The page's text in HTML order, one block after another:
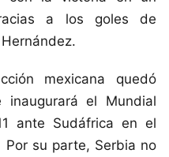
a los goles de
mexicana quedó
el Mundial
ante Sudáfrica en el
Por su parte, Serbia no